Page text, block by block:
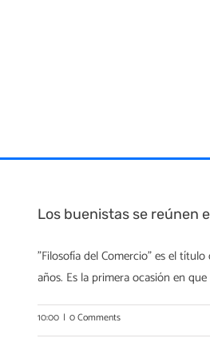
Los buenistas se reúnen
"Filosofía del Comercio" es el
años. Es la primera ocasión en
10:00 | 0 Comments